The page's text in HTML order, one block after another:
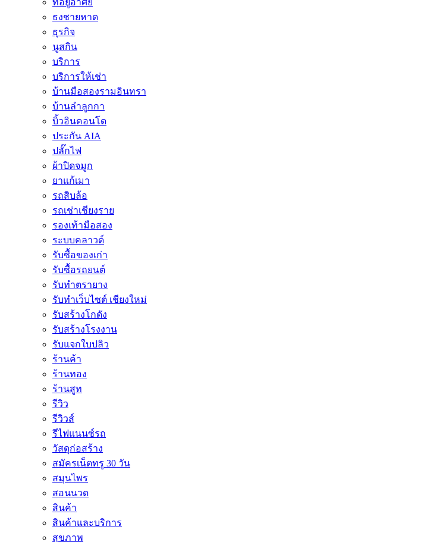
ที่อยู่อาศัย
ธงชายหาด
ธุรกิจ
นูสกิน
บริการ
บริการให้เช่า
บ้านมือสองรามอินทรา
บ้านลำลูกกา
บิ้วอินคอนโด
ประกัน AIA
ปลั๊กไฟ
ผ้าปิดจมูก
ยาแก้เมา
รถสิบล้อ
รถเช่าเชียงราย
รองเท้ามือสอง
ระบบคลาวด์
รับซื้อของเก่า
รับซื้อรถยนต์
รับทำตรายาง
รับทำเว็บไซต์ เชียงใหม่
รับสร้างโกดัง
รับสร้างโรงงาน
รับแจกใบปลิว
ร้านค้า
ร้านทอง
ร้านสูท
รีวิว
รีวิวส์
รีไฟแนนซ์รถ
วัสดุก่อสร้าง
สมัครเน็ตทรู 30 วัน
สมุนไพร
สอนนวด
สินค้า
สินค้าและบริการ
สุขภาพ